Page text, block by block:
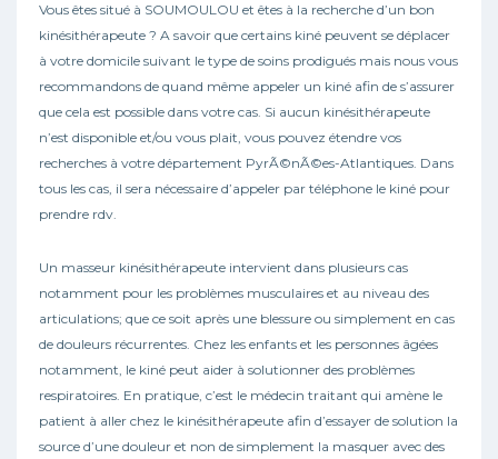
Vous êtes situé à SOUMOULOU et êtes à la recherche d’un bon
kinésithérapeute ? A savoir que certains kiné peuvent se déplacer
à votre domicile suivant le type de soins prodigués mais nous vous
recommandons de quand même appeler un kiné afin de s’assurer
que cela est possible dans votre cas. Si aucun kinésithérapeute
n’est disponible et/ou vous plait, vous pouvez étendre vos
recherches à votre département PyrÃ©nÃ©es-Atlantiques. Dans
tous les cas, il sera nécessaire d’appeler par téléphone le kiné pour
prendre rdv.
Un masseur kinésithérapeute intervient dans plusieurs cas
notamment pour les problèmes musculaires et au niveau des
articulations; que ce soit après une blessure ou simplement en cas
de douleurs récurrentes. Chez les enfants et les personnes âgées
notamment, le kiné peut aider à solutionner des problèmes
respiratoires. En pratique, c’est le médecin traitant qui amène le
patient à aller chez le kinésithérapeute afin d’essayer de solution la
source d’une douleur et non de simplement la masquer avec des